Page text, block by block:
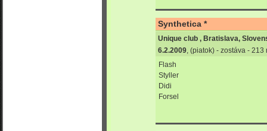
Synthetica *
Unique club , Bratislava,
6.2.2009, (piatok) - zostáva - 213
Flash
Styller
Didi
Forsel